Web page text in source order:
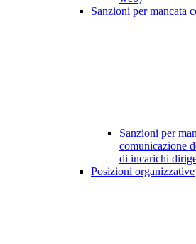
Sanzioni per mancata
Sanzioni per
comunicazione
di incarichi
Posizioni organizzative